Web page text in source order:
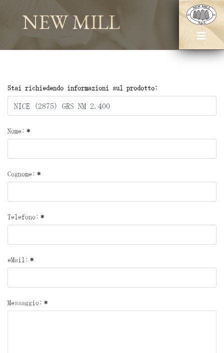
NEW MILL
Stai richiedendo informazioni sul prodotto:
Nome: *
Cognome: *
Telefono: *
eMail: *
Messaggio: *